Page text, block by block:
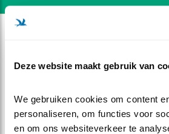
Deze website maakt gebruik van
We gebruiken cookies om content
personaliseren, om functies voor
en om ons websiteverkeer te